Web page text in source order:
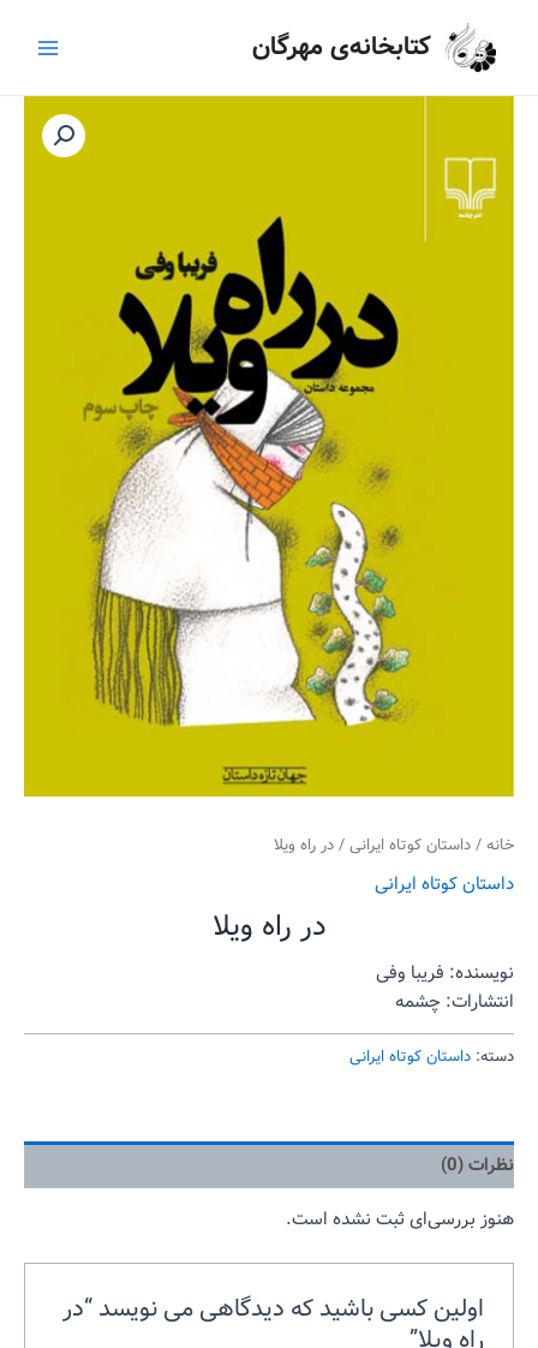
کتابخانه‌ی مهرگان
Menu
خانه/داستان کوتاه ایرانی/ در راه ویلا
داستان کوتاه ایرانی
در راه ویلا
نویسنده: فریبا وفی
انتشارات: چشمه
دسته: داستان کوتاه ایرانی
نظرات (0)
هنوز بررسی‌ای ثبت نشده است.
اولین کسی باشید که دیدگاهی می نویسد “در
راه ویلا”